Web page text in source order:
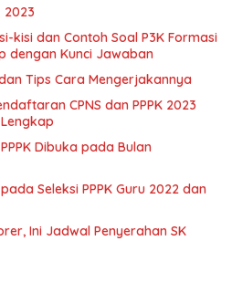
2023
kisi dan Contoh Soal P3K Formasi
dengan Kunci Jawaban
Tips Cara Mengerjakannya
CPNS dan PPPK 2023
Dibuka pada Bulan
Seleksi PPPK Guru 2022 dan
Ini Jadwal Penyerahan SK